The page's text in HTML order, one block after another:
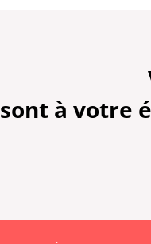
à votre